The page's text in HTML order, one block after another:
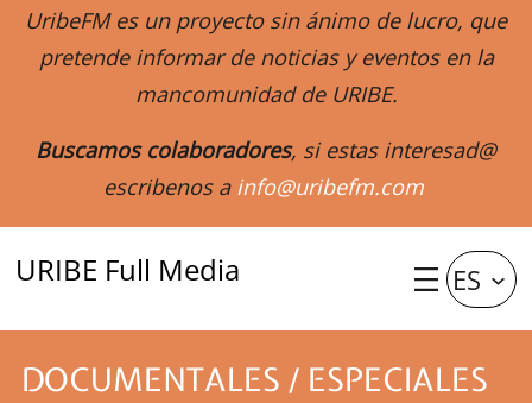
UribeFM es un proyecto sin ánimo de lucro, que
pretende informar de noticias y eventos en la
mancomunidad de URIBE.
Buscamos colaboradores, si estas interesad@
escribenos a info@uribefm.com
URIBE Full Media ES
DOCUMENTALES / ESPECIALES